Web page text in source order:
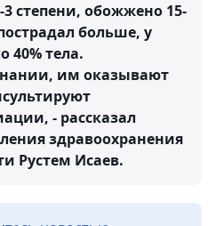
степени, обожжено 15-
больше, у
40% тела.
им оказывают
- рассказал
здравоохранения
Рустем Исаев.